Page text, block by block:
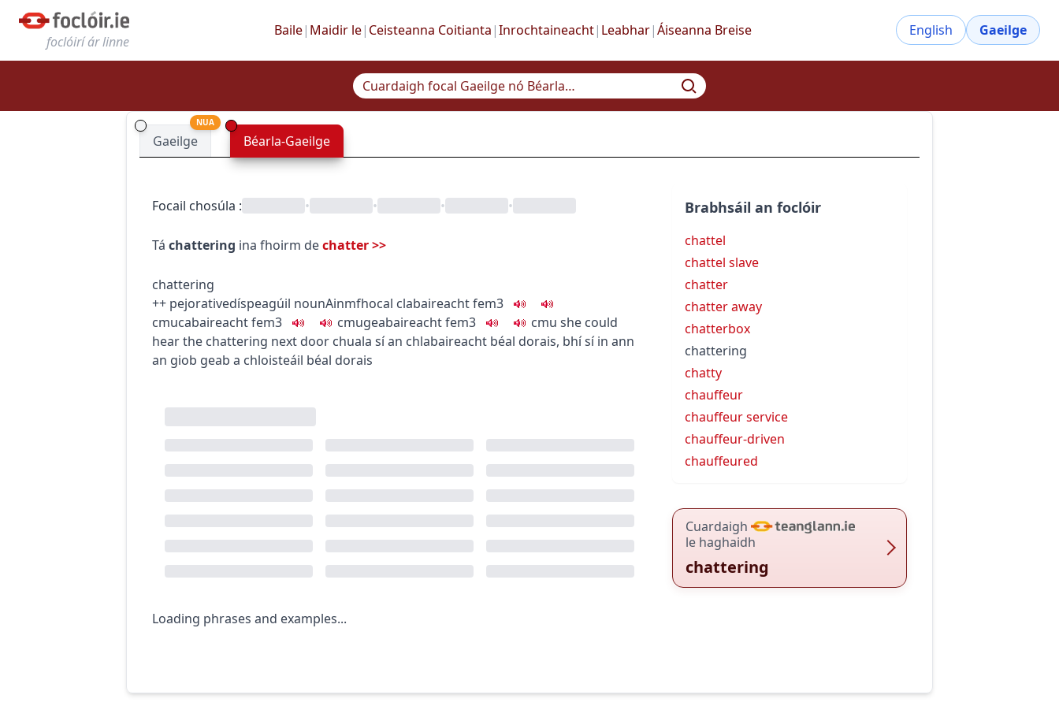
foclóirí ár linne
Baile| Maidir le| Ceisteanna Coitianta |Inrochtaineacht| Leabhar|Áiseanna Breise English Gaeilge
Gaeilge
NUA
Béarla-Gaeilge
Focail chosúla : • • • •
Tá chattering ina fhoirm dechatter>>
chattering
++ pejorativedíspeagúil nounAinmfhocal clabaireachtfem3
cmucabaireachtfem3 cmugeabaireachtfem3 cmu she could
hear the chattering next door chuala sí an chlabaireacht béal dorais, bhí sí in ann
an giob geab a chloisteáil béal dorais
Loading phrases and examples...
Brabhsáil an foclóir
chattel
chattel slave
chatter
chatter away
chatterbox
chattering
chatty
chauffeur
chauffeur service
chauffeur-driven
chauffeured
Cuardaigh
le haghaidh
chattering